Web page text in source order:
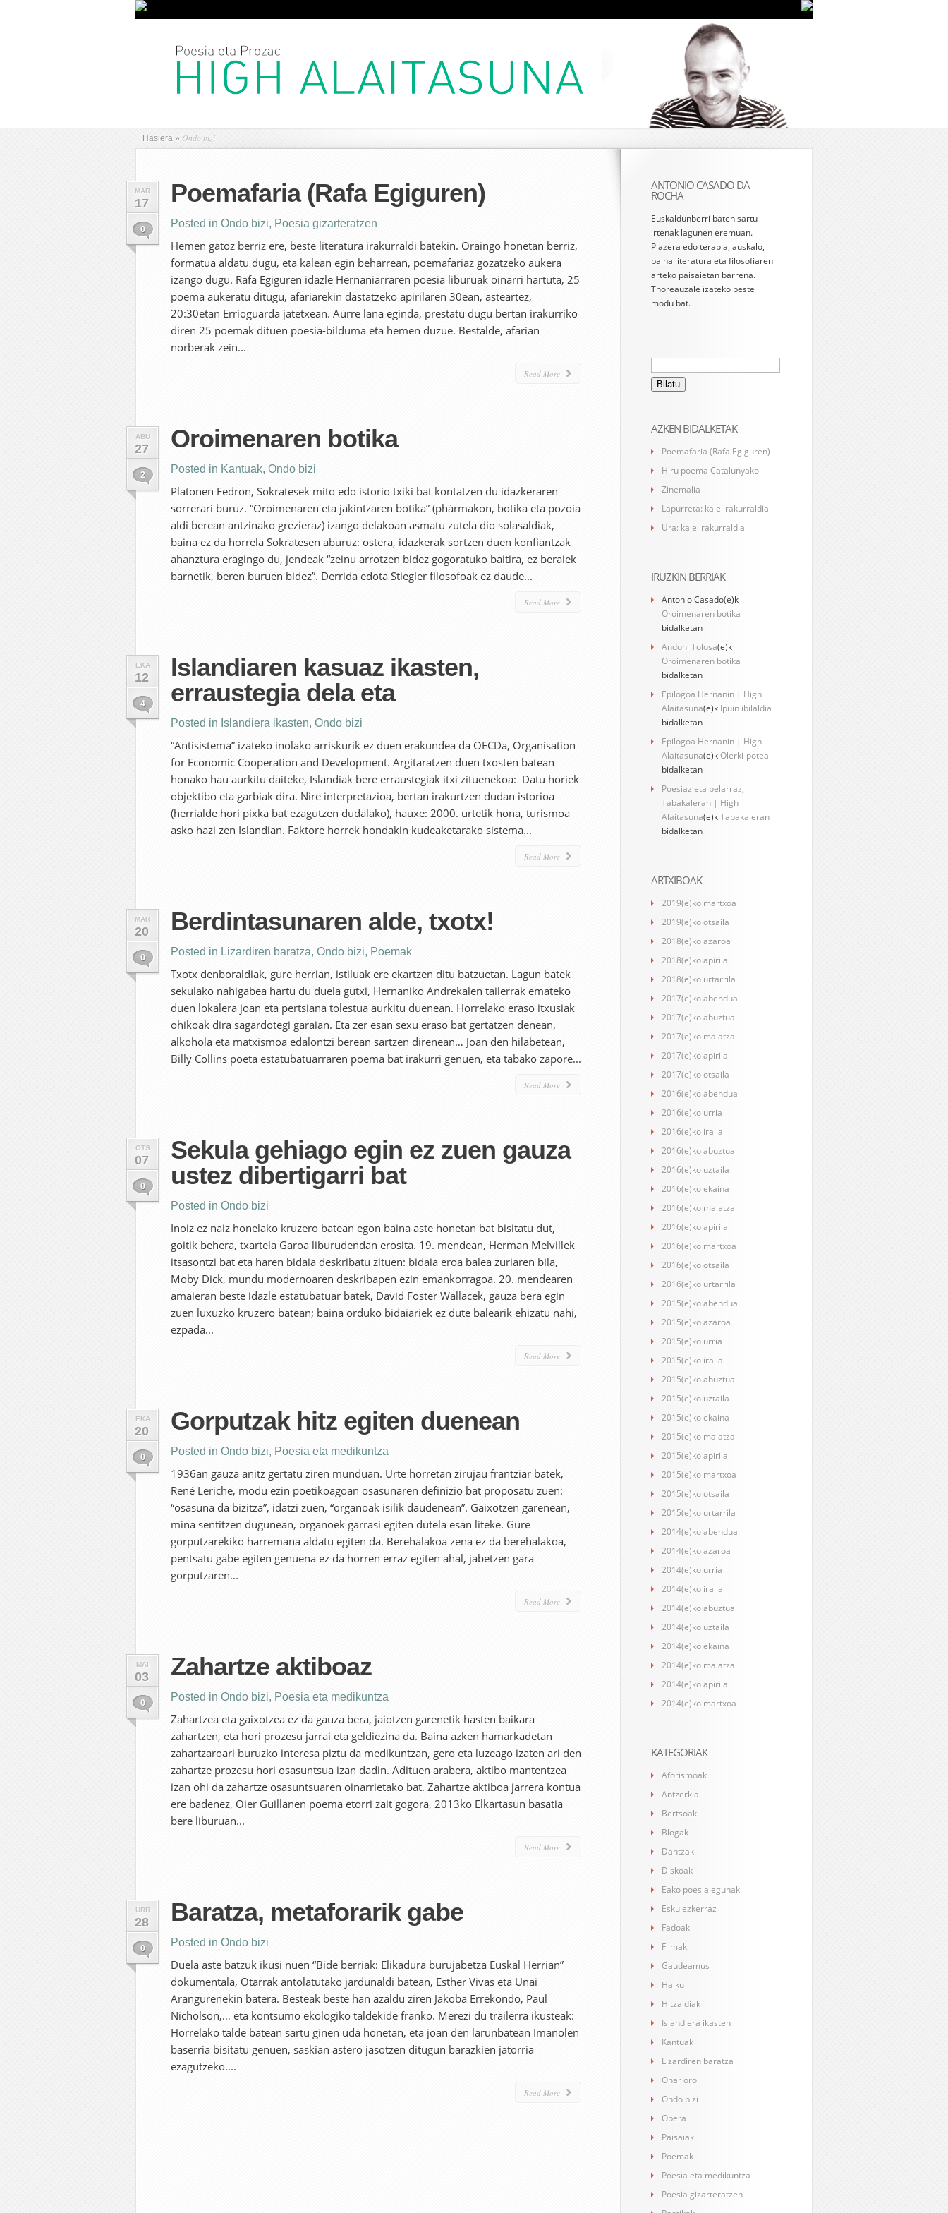
Hasiera » Ondo bizi
MAR
17
0
Poemafaria (Rafa Egiguren)
Posted in Ondo bizi, Poesia gizarteratzen
Hemen gatoz berriz ere, beste literatura irakurraldi batekin. Oraingo honetan berriz,
formatua aldatu dugu, eta kalean egin beharrean, poemafariaz gozatzeko aukera
izango dugu. Rafa Egiguren idazle Hernaniarraren poesia liburuak oinarri hartuta, 25
poema aukeratu ditugu, afariarekin dastatzeko apirilaren 30ean, asteartez,
20:30etan Errioguarda jatetxean. Aurre lana eginda, prestatu dugu bertan irakurriko
diren 25 poemak dituen poesia-bilduma eta hemen duzue. Bestalde, afarian
norberak zein...
Read More
ABU
27
2
Oroimenaren botika
Posted in Kantuak, Ondo bizi
Platonen Fedron, Sokratesek mito edo istorio txiki bat kontatzen du idazkeraren
sorrerari buruz. “Oroimenaren eta jakintzaren botika” (phármakon, botika eta pozoia
aldi berean antzinako grezieraz) izango delakoan asmatu zutela dio solasaldiak,
baina ez da horrela Sokratesen aburuz: ostera, idazkerak sortzen duen konfiantzak
ahanztura eragingo du, jendeak “zeinu arrotzen bidez gogoratuko baitira, ez beraiek
barnetik, beren buruen bidez”. Derrida edota Stiegler filosofoak ez daude...
Read More
EKA
12
4
Islandiaren kasuaz ikasten,
erraustegia dela eta
Posted in Islandiera ikasten, Ondo bizi
“Antisistema” izateko inolako arriskurik ez duen erakundea da OECDa, Organisation
for Economic Cooperation and Development. Argitaratzen duen txosten batean
honako hau aurkitu daiteke, Islandiak bere erraustegiak itxi zituenekoa: Datu horiek
objektibo eta garbiak dira. Nire interpretazioa, bertan irakurtzen dudan istorioa
(herrialde hori pixka bat ezagutzen dudalako), hauxe: 2000. urtetik hona, turismoa
asko hazi zen Islandian. Faktore horrek hondakin kudeaketarako sistema...
Read More
MAR
20
0
Berdintasunaren alde, txotx!
Posted in Lizardiren baratza, Ondo bizi, Poemak
Txotx denboraldiak, gure herrian, istiluak ere ekartzen ditu batzuetan. Lagun batek
sekulako nahigabea hartu du duela gutxi, Hernaniko Andrekalen tailerrak emateko
duen lokalera joan eta pertsiana tolestua aurkitu duenean. Horrelako eraso itxusiak
ohikoak dira sagardotegi garaian. Eta zer esan sexu eraso bat gertatzen denean,
alkohola eta matxismoa edalontzi berean sartzen direnean… Joan den hilabetean,
Billy Collins poeta estatubatuarraren poema bat irakurri genuen, eta tabako zapore...
Read More
OTS
07
0
Sekula gehiago egin ez zuen gauza
ustez dibertigarri bat
Posted in Ondo bizi
Inoiz ez naiz honelako kruzero batean egon baina aste honetan bat bisitatu dut,
goitik behera, txartela Garoa liburudendan erosita. 19. mendean, Herman Melvillek
itsasontzi bat eta haren bidaia deskribatu zituen: bidaia eroa balea zuriaren bila,
Moby Dick, mundu modernoaren deskribapen ezin emankorragoa. 20. mendearen
amaieran beste idazle estatubatuar batek, David Foster Wallacek, gauza bera egin
zuen luxuzko kruzero batean; baina orduko bidaiariek ez dute balearik ehizatu nahi,
ezpada...
Read More
EKA
20
0
Gorputzak hitz egiten duenean
Posted in Ondo bizi, Poesia eta medikuntza
1936an gauza anitz gertatu ziren munduan. Urte horretan zirujau frantziar batek,
René Leriche, modu ezin poetikoagoan osasunaren definizio bat proposatu zuen:
“osasuna da bizitza”, idatzi zuen, “organoak isilik daudenean”. Gaixotzen garenean,
mina sentitzen dugunean, organoek garrasi egiten dutela esan liteke. Gure
gorputzarekiko harremana aldatu egiten da. Berehalakoa zena ez da berehalakoa,
pentsatu gabe egiten genuena ez da horren erraz egiten ahal, jabetzen gara
gorputzaren...
Read More
MAI
03
0
Zahartze aktiboaz
Posted in Ondo bizi, Poesia eta medikuntza
Zahartzea eta gaixotzea ez da gauza bera, jaiotzen garenetik hasten baikara
zahartzen, eta hori prozesu jarrai eta geldiezina da. Baina azken hamarkadetan
zahartzaroari buruzko interesa piztu da medikuntzan, gero eta luzeago izaten ari den
zahartze prozesu hori osasuntsua izan dadin. Adituen arabera, aktibo mantentzea
izan ohi da zahartze osasuntsuaren oinarrietako bat. Zahartze aktiboa jarrera kontua
ere badenez, Oier Guillanen poema etorri zait gogora, 2013ko Elkartasun basatia
bere liburuan...
Read More
URR
28
0
Baratza, metaforarik gabe
Posted in Ondo bizi
Duela aste batzuk ikusi nuen “Bide berriak: Elikadura burujabetza Euskal Herrian”
dokumentala, Otarrak antolatutako jardunaldi batean, Esther Vivas eta Unai
Arangurenekin batera. Besteak beste han azaldu ziren Jakoba Errekondo, Paul
Nicholson,… eta kontsumo ekologiko taldekide franko. Merezi du trailerra ikusteak:
Horrelako talde batean sartu ginen uda honetan, eta joan den larunbatean Imanolen
baserria bisitatu genuen, saskian astero jasotzen ditugun barazkien jatorria
ezagutzeko....
Read More
ANTONIO CASADO DA
ROCHA
Euskaldunberri baten sartu-
irtenak lagunen eremuan.
Plazera edo terapia, auskalo,
baina literatura eta filosofiaren
arteko paisaietan barrena.
Thoreauzale izateko beste
modu bat.
Bilatu:
AZKEN BIDALKETAK
Poemafaria (Rafa Egiguren)
Hiru poema Catalunyako
Zinemalia
Lapurreta: kale irakurraldia
Ura: kale irakurraldia
IRUZKIN BERRIAK
Antonio Casado(e)k
Oroimenaren botika
bidalketan
Andoni Tolosa(e)k
Oroimenaren botika
bidalketan
Epilogoa Hernanin | High
Alaitasuna(e)k Ipuin ibilaldia
bidalketan
Epilogoa Hernanin | High
Alaitasuna(e)kOlerki-potea
bidalketan
Poesiaz eta belarraz,
Tabakaleran | High
Alaitasuna(e)kTabakaleran
bidalketan
ARTXIBOAK
2019(e)ko martxoa
2019(e)ko otsaila
2018(e)ko azaroa
2018(e)ko apirila
2018(e)ko urtarrila
2017(e)ko abendua
2017(e)ko abuztua
2017(e)ko maiatza
2017(e)ko apirila
2017(e)ko otsaila
2016(e)ko abendua
2016(e)ko urria
2016(e)ko iraila
2016(e)ko abuztua
2016(e)ko uztaila
2016(e)ko ekaina
2016(e)ko maiatza
2016(e)ko apirila
2016(e)ko martxoa
2016(e)ko otsaila
2016(e)ko urtarrila
2015(e)ko abendua
2015(e)ko azaroa
2015(e)ko urria
2015(e)ko iraila
2015(e)ko abuztua
2015(e)ko uztaila
2015(e)ko ekaina
2015(e)ko maiatza
2015(e)ko apirila
2015(e)ko martxoa
2015(e)ko otsaila
2015(e)ko urtarrila
2014(e)ko abendua
2014(e)ko azaroa
2014(e)ko urria
2014(e)ko iraila
2014(e)ko abuztua
2014(e)ko uztaila
2014(e)ko ekaina
2014(e)ko maiatza
2014(e)ko apirila
2014(e)ko martxoa
KATEGORIAK
Aforismoak
Antzerkia
Bertsoak
Blogak
Dantzak
Diskoak
Eako poesia egunak
Esku ezkerraz
Fadoak
Filmak
Gaudeamus
Haiku
Hitzaldiak
Islandiera ikasten
Kantuak
Lizardiren baratza
Ohar oro
Ondo bizi
Opera
Paisaiak
Poemak
Poesia eta medikuntza
Poesia gizarteratzen